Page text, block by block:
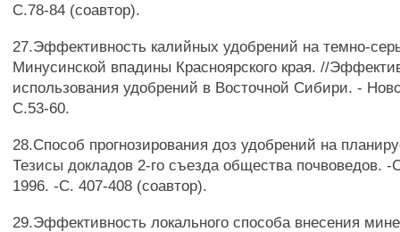
С.78-84 (соавтор).
27.Эффективность калийных удобрений на темно-
Минусинской впадины Красноярского края. //
использования удобрений в Восточной Сибири. -
С.53-60.
28.Способ прогнозирования доз удобрений на
Тезисы докладов 2-го съезда общества почвоведов. -
1996. -С. 407-408 (соавтор).
29.Эффективность локального способа внесения